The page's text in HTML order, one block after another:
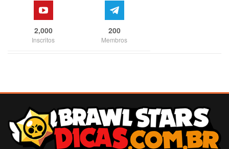
2,000
Inscritos
200
Membros